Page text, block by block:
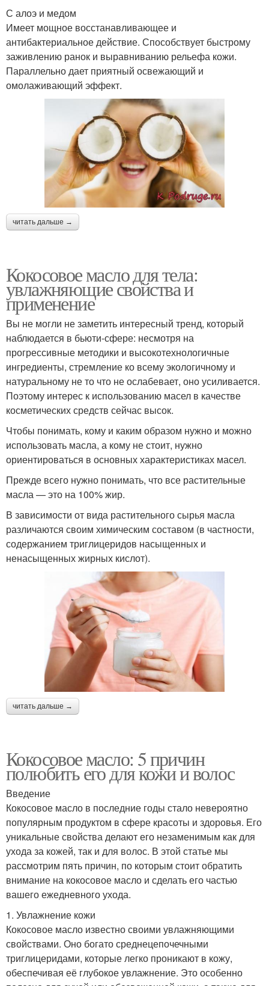
С алоэ и медом
Имеет мощное восстанавливающее и
антибактериальное действие. Способствует быстрому
заживлению ранок и выравниванию рельефа кожи.
Параллельно дает приятный освежающий и
омолаживающий эффект.
читать дальше →
Кокосовое масло для тела:
увлажняющие свойства и
применение
Вы не могли не заметить интересный тренд, который
наблюдается в бьюти-сфере: несмотря на
прогрессивные методики и высокотехнологичные
ингредиенты, стремление ко всему экологичному и
натуральному не то что не ослабевает, оно усиливается.
Поэтому интерес к использованию масел в качестве
косметических средств сейчас высок.
Чтобы понимать, кому и каким образом нужно и можно
использовать масла, а кому не стоит, нужно
ориентироваться в основных характеристиках масел.
Прежде всего нужно понимать, что все растительные
масла — это на 100% жир.
В зависимости от вида растительного сырья масла
различаются своим химическим составом (в частности,
содержанием триглицеридов насыщенных и
ненасыщенных жирных кислот).
читать дальше →
Кокосовое масло: 5 причин
полюбить его для кожи и волос
Введение
Кокосовое масло в последние годы стало невероятно
популярным продуктом в сфере красоты и здоровья. Его
уникальные свойства делают его незаменимым как для
ухода за кожей, так и для волос. В этой статье мы
рассмотрим пять причин, по которым стоит обратить
внимание на кокосовое масло и сделать его частью
вашего ежедневного ухода.
1. Увлажнение кожи
Кокосовое масло известно своими увлажняющими
свойствами. Оно богато среднецепочечными
триглицеридами, которые легко проникают в кожу,
обеспечивая её глубокое увлажнение. Это особенно